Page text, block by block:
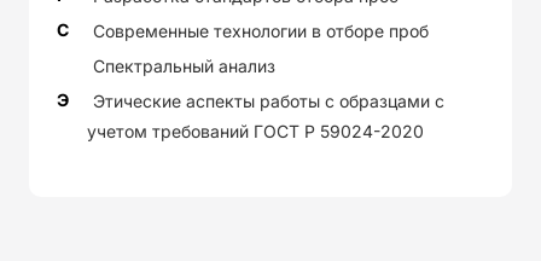
С
Современные технологии в отборе проб
Спектральный анализ
Э
Этические аспекты работы с образцами с
учетом требований ГОСТ Р 59024-2020